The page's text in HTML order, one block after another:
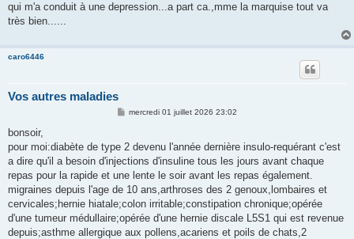
qui m'a conduit à une depression...a part ca.,mme la marquise tout va
très bien......
caro6446
Vos autres maladies
M
a
g
mercredi 01 juillet 2026 23:02
bonsoir,
pour moi:diabète de type 2 devenu l'année dernière insulo-requérant c'est
a dire qu'il a besoin d'injections d'insuline tous les jours avant chaque
repas pour la rapide et une lente le soir avant les repas également.
migraines depuis l'age de 10 ans,arthroses des 2 genoux,lombaires et
cervicales;hernie hiatale;colon irritable;constipation chronique;opérée
d'une tumeur médullaire;opérée d'une hernie discale L5S1 qui est revenue
depuis;asthme allergique aux pollens,acariens et poils de chats,2